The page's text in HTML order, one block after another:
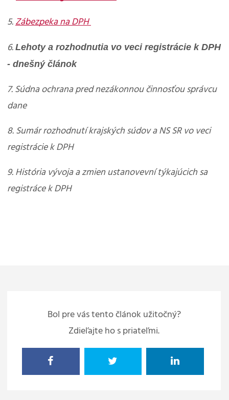
5. Zábezpeka na DPH
6. Lehoty a rozhodnutia vo veci registrácie k DPH
- dnešný článok
7. Súdna ochrana pred nezákonnou činnosťou správcu
dane
8. Sumár rozhodnutí krajských súdov a NS SR vo veci
registrácie k DPH
9. História vývoja a zmien ustanovevní týkajúcich sa
registráce k DPH
Bol pre vás tento článok užitočný?
Zdieľajte ho s priateľmi.